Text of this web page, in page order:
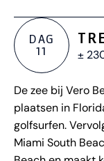
DAG
11
±
De zee bij Vero
plaatsen in
golfsurfen.
Miami South